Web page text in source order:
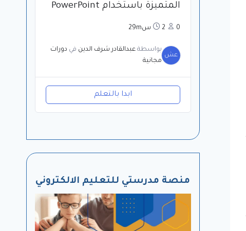
المتميزة باستخدام PowerPoint
0 2س29m
عش
بواسطةعبدالقادر شرف الدين في دورات
مجانية
ابدا بالتعلم
منصة مدرستي للتعليم الالكتروني